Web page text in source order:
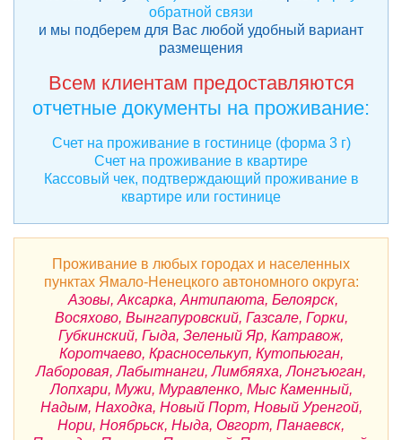
обратной связи
и мы подберем для Вас любой удобный вариант
размещения
Всем клиентам предоставляются
отчетные документы на проживание:
Счет на проживание в гостинице (форма 3 г)
Счет на проживание в квартире
Кассовый чек, подтверждающий проживание в
квартире или гостинице
Проживание в любых городах и населенных
пунктах Ямало-Ненецкого автономного округа:
Азовы, Аксарка, Антипаюта, Белоярск,
Восяхово, Вынгапуровский, Газсале, Горки,
Губкинский, Гыда, Зеленый Яр, Катравож,
Коротчаево, Красноселькуп, Кутопьюган,
Лаборовая, Лабытнанги, Лимбяяха, Лонгъюган,
Лопхари, Мужи, Муравленко, Мыс Каменный,
Надым, Находка, Новый Порт, Новый Уренгой,
Нори, Ноябрьск, Ныда, Овгорт, Панаевск,